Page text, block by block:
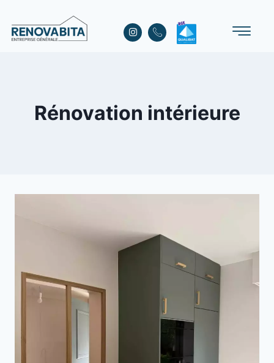
Rénovation intérieure